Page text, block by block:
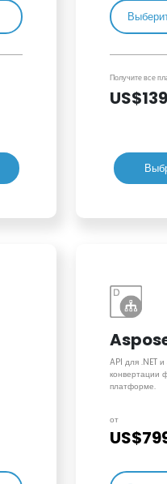
Получите все
API для .NET
конвертации
платформе.
от